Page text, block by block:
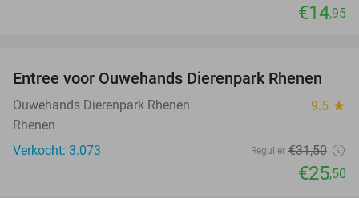
€14,95
19%
TODAY
Entree voor Ouwehands Dierenpark Rhenen
Ouwehands Dierenpark Rhenen 9.5 star
Rhenen
Verkocht: 3.073
Regulier €31,50
€25,50